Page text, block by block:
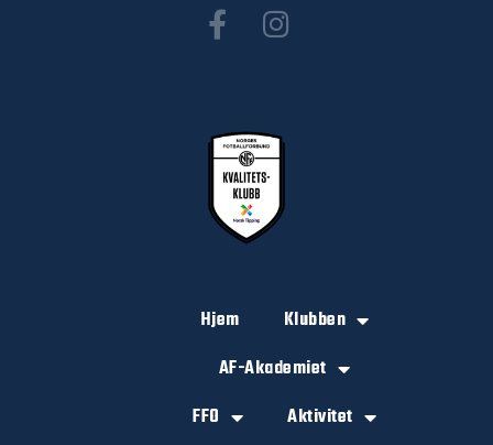
Hjem
Klubben
AF-Akademiet
FFO
Aktivitet